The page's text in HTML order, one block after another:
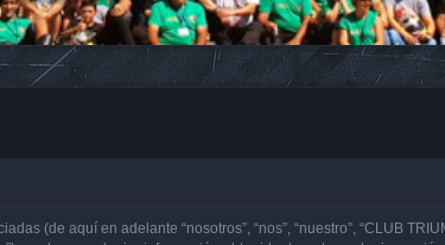
(de aquí en adelante “nosotros”, “nos”, “nuestro”, “CLUB